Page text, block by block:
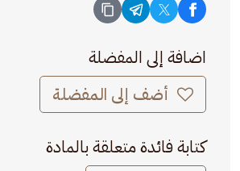
اضافة إلى المفضلة
أضف إلى المفضلة
كتابة فائدة متعلقة بالمادة